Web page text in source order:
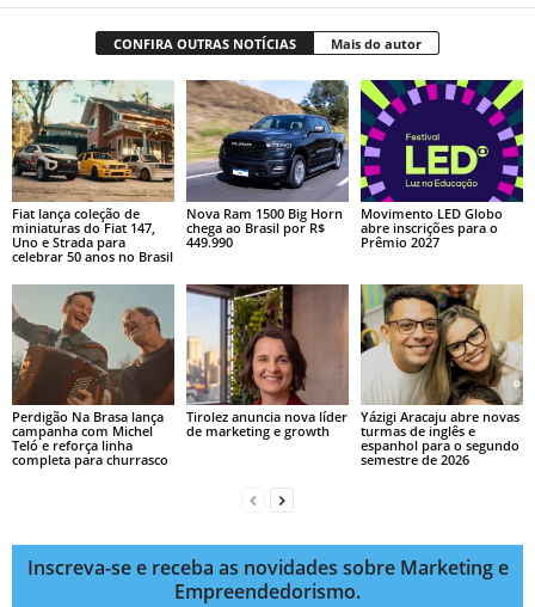
CONFIRA OUTRAS NOTÍCIAS Mais do autor
Fiat lança coleção de
miniaturas do Fiat 147,
Uno e Strada para
celebrar 50 anos no Brasil
Nova Ram 1500 Big Horn
chega ao Brasil por R$
449.990
Movimento LED Globo
abre inscrições para o
Prêmio 2027
Perdigão Na Brasa lança
campanha com Michel
Teló e reforça linha
completa para churrasco
Tirolez anuncia nova líder
de marketing e growth
Yázigi Aracaju abre novas
turmas de inglês e
espanhol para o segundo
semestre de 2026
Inscreva-se e receba as novidades sobre Marketing e
Empreendedorismo.